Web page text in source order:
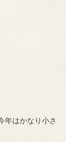
年はかなり小さ